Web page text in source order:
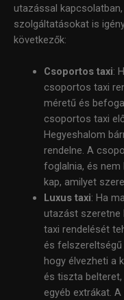
utazással
szolgáltatásokat is
következők:
Csoportos taxi:
csoportos taxi
méretű és
csoportos taxi
Hegyeshalom
rendelne. A
foglalnia, és
kap, amilyet
Luxus taxi: Ha
utazást szeretne
taxi rendelését
és felszereltségű
hogy élvezheti a
és tiszta
egyéb extrákat.